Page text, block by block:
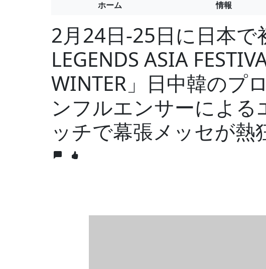
ホーム 情報
2月24日-25日に日本で
LEGENDS ASIA
WINTER」日中韓のプ
ンフルエンサーによる
ッチで幕張メッセが熱